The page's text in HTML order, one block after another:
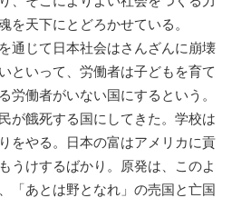
を天下にとどろかせている。
通じて日本社会はさんざんに崩壊
といって、労働者は子どもを育て
労働者がいない国にするという。
が餓死する国にしてきた。学校は
をやる。日本の富はアメリカに貢
うけするばかり。原発は、このよ
「あとは野となれ」の売国と亡国